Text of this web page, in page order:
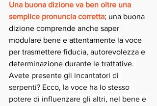
Una buona dizione va ben oltre una
semplice pronuncia corretta; una buona
dizione comprende anche saper
modulare bene e attentamente la voce
per trasmettere fiducia, autorevolezza e
determinazione durante le trattative.
Avete presente gli incantatori di
serpenti? Ecco, la voce ha lo stesso
potere di influenzare gli altri, nel bene e